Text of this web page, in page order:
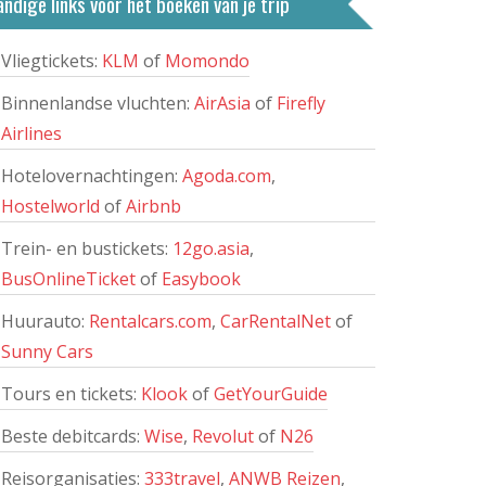
Vliegtickets: KLM of Momondo
Binnenlandse vluchten: AirAsia of Firefly
Airlines
Hotelovernachtingen: Agoda.com,
Hostelworld ofAirbnb
Trein- en bustickets: 12go.asia,
BusOnlineTicketof Easybook
Huurauto: Rentalcars.com, CarRentalNetof
Sunny Cars
Tours en tickets: KlookofGetYourGuide
Beste debitcards: Wise, Revolutof N26
Reisorganisaties: 333travel, ANWB Reizen,